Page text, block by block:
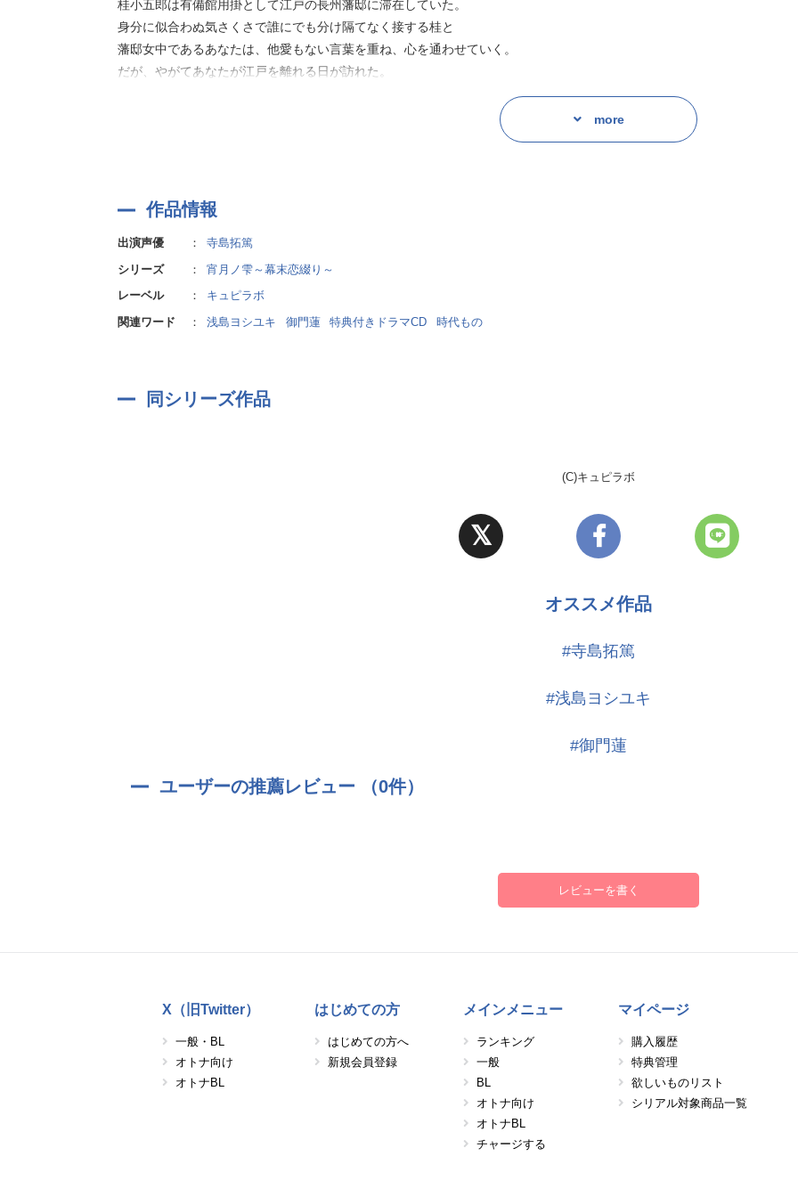
桂小五郎は有備館用掛として江戸の長州藩邸に滞在していた。
身分に似合わぬ気さくさで誰にでも分け隔てなく接する桂と
藩邸女中であるあなたは、他愛もない言葉を重ね、心を通わせていく。
だが、やがてあなたが江戸を離れる日が訪れた。
雨宿りをきっかけに、桂は度々店へと足を運ぶようになるが、
【キャラクター】
桂小五郎
「聡明なる貴公子」
江戸での剣術修行時代には剣豪として名を馳せた程の腕前。
more
作品情報
出演声優 ：
寺島拓篤
シリーズ
：
宵月ノ雫～幕末恋綴り～
レーベル
：
キュピラボ
関連ワード
： 浅島ヨシユキ 御門蓮 特典付きドラマCD 時代もの
同シリーズ作品
(C)キュピラボ
オススメ作品
#寺島拓篤
#浅島ヨシユキ
#御門蓮
ユーザーの推薦レビュー （0件）
レビューを書く
X（旧Twitter）
一般・BL
オトナ向け
オトナBL
はじめての方
はじめての方へ
新規会員登録
メインメニュー
ランキング
一般
BL
オトナ向け
オトナBL
チャージする
マイページ
購入履歴
特典管理
欲しいものリスト
シリアル対象商品一覧